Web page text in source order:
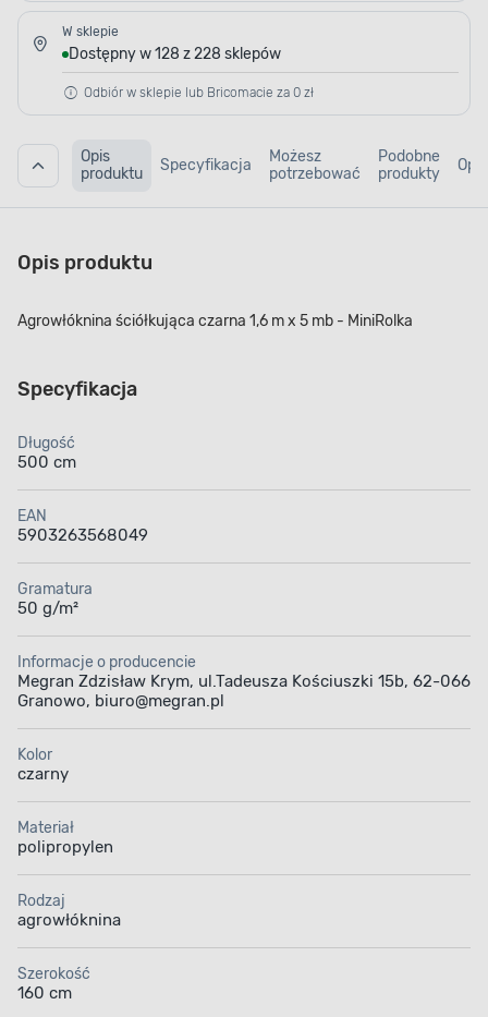
W sklepie
Dostępny w 128 z 228 sklepów
Odbiór w sklepie lub Bricomacie za 0 zł
Opis
produktu
Specyfikacja
Możesz
potrzebować
Podobne
produkty
Opis produktu
Agrowłóknina ściółkująca czarna 1,6 m x 5 mb - MiniRolka
Specyfikacja
Długość
500 cm
EAN
5903263568049
Gramatura
50 g/m²
Informacje o producencie
Megran Zdzisław Krym, ul.Tadeusza Kościuszki 15b, 62-066
Granowo, biuro@megran.pl
Kolor
czarny
Materiał
polipropylen
Rodzaj
agrowłóknina
Szerokość
160 cm